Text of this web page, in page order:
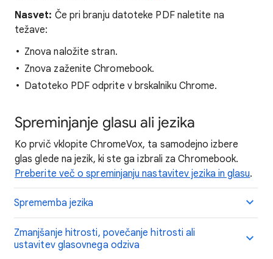
Nasvet: Če pri branju datoteke PDF naletite na
težave:
Znova naložite stran.
Znova zaženite Chromebook.
Datoteko PDF odprite v brskalniku Chrome.
Spreminjanje glasu ali jezika
Ko prvič vklopite ChromeVox, ta samodejno izbere
glas glede na jezik, ki ste ga izbrali za Chromebook.
Preberite več o spreminjanju nastavitev jezika in glasu.
Sprememba jezika
Zmanjšanje hitrosti, povečanje hitrosti ali
ustavitev glasovnega odziva